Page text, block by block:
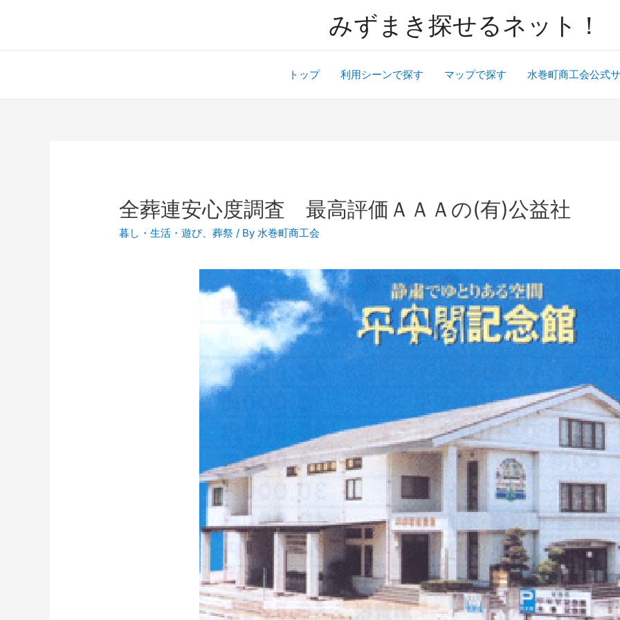
みずまき探せるネット！
トップ 利用シーンで探す マップで探す 水巻町商工会公式
全葬連安心度調査 最高評価ＡＡＡの(有)公益社
暮し・生活・遊び、葬祭 / By水巻町商工会